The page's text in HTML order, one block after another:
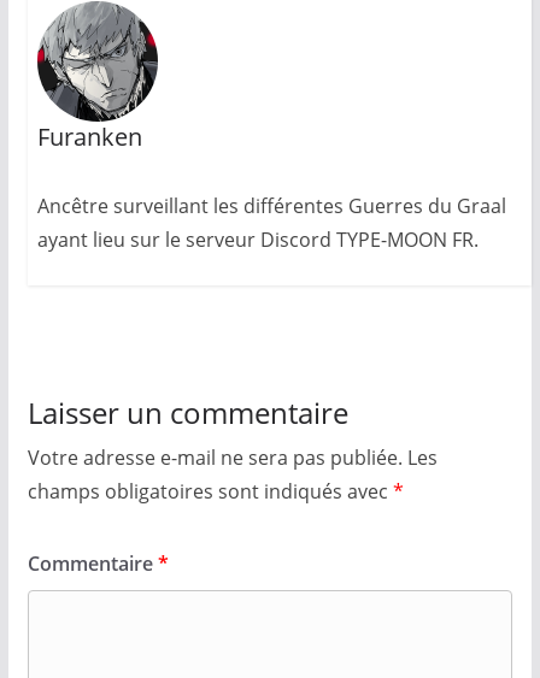
Furanken
Ancêtre surveillant les différentes Guerres du Graal
ayant lieu sur le serveur Discord TYPE-MOON FR.
Laisser un commentaire
Votre adresse e-mail ne sera pas publiée. Les
champs obligatoires sont indiqués avec *
Commentaire*